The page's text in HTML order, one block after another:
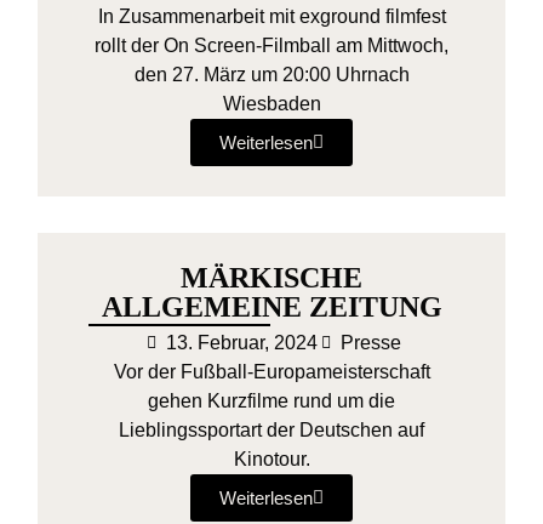
In Zusammenarbeit mit exground filmfest
rollt der On Screen-Filmball am Mittwoch,
den 27. März um 20:00 Uhrnach
Wiesbaden
Weiterlesen
MÄRKISCHE
ALLGEMEINE ZEITUNG
13. Februar, 2024
Presse
Vor der Fußball-Europameisterschaft
gehen Kurzfilme rund um die
Lieblingssportart der Deutschen auf
Kinotour.
Weiterlesen